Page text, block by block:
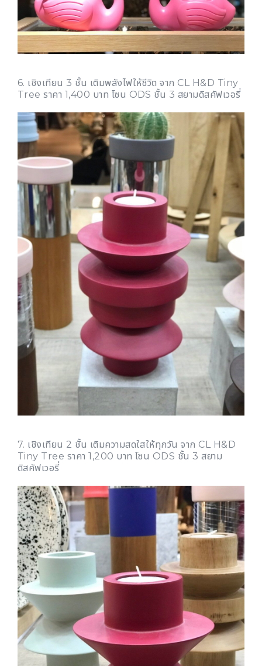
6. เชิงเทียน 3 ชั้น เติมพลังไฟให้ชีวิต จาก CL H&D Tiny
Tree ราคา 1,400 บาท โซน ODS ชั้น 3 สยามดิสคัฟเวอรี่
7. เชิงเทียน 2 ชั้น เติมความสดใสให้ทุกวัน จาก CL H&D
Tiny Tree ราคา 1,200 บาท โซน ODS ชั้น 3 สยาม
ดิสคัฟเวอรี่